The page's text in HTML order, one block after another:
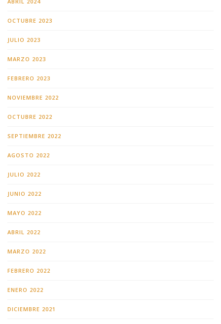
OCTUBRE 2023
JULIO 2023
MARZO 2023
FEBRERO 2023
NOVIEMBRE 2022
OCTUBRE 2022
SEPTIEMBRE 2022
AGOSTO 2022
JULIO 2022
JUNIO 2022
MAYO 2022
ABRIL 2022
MARZO 2022
FEBRERO 2022
ENERO 2022
DICIEMBRE 2021